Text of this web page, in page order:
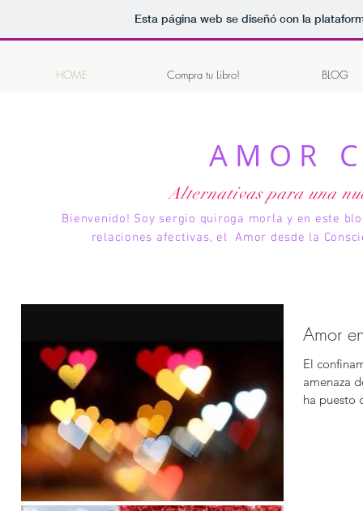
Esta página web se diseñó con la
HOME Compra tu Libro! BLOG
Bienvenido! Soy sergio quiroga morla y en este
relaciones afectivas, el Amor desde la
Amor
El
amenaza
ha puesto
AMOR
Alternativas para una